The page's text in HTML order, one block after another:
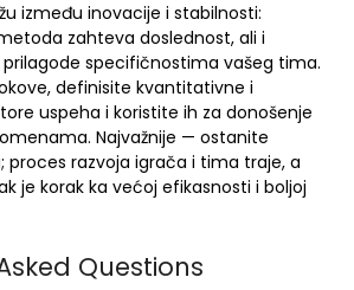
između inovacije i stabilnosti:
zahteva doslednost, ali i
prilagode specifičnostima vašeg tima.
definisite kvantitativne i
uspeha i koristite ih za donošenje
Najvažnije — ostanite
proces razvoja igrača i tima traje, a
je korak ka većoj efikasnosti i boljoj
Questions